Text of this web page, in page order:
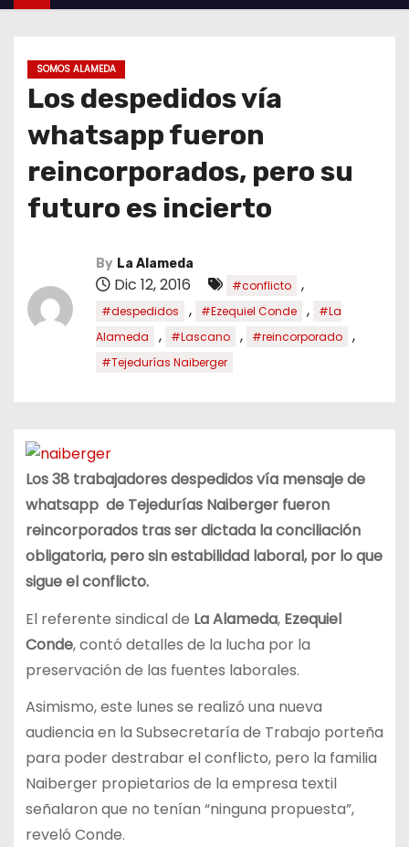
SOMOS ALAMEDA
Los despedidos vía
whatsapp fueron
reincorporados, pero su
futuro es incierto
By La Alameda
Dic 12, 2016 #conflicto ,
#despedidos , #Ezequiel Conde ,
#La
Alameda
, #Lascano , #reincorporado ,
#Tejedurías Naiberger
Los 38 trabajadores despedidos vía mensaje de
whatsapp de Tejedurías Naiberger fueron
reincorporados tras ser dictada la conciliación
obligatoria, pero sin estabilidad laboral, por lo que
sigue el conflicto.
El referente sindical de La Alameda,Ezequiel
Conde, contó detalles de la lucha por la
preservación de las fuentes laborales.
Asimismo, este lunes se realizó una nueva
audiencia en la Subsecretaría de Trabajo porteña
para poder destrabar el conflicto, pero la familia
Naiberger propietarios de la empresa textil
señalaron que no tenían “ninguna propuesta”,
reveló Conde.